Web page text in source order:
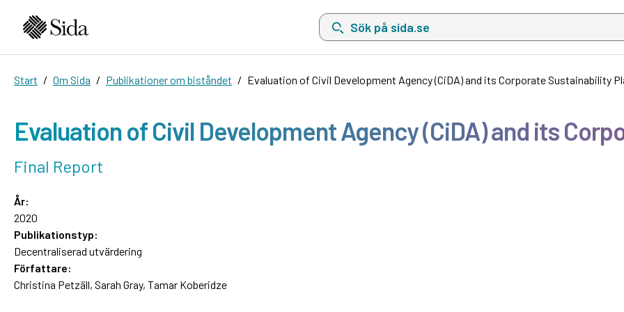
Sök på sida.se, sökförslag kommer att visas i en lista under
Start Om Sida Publikationer om biståndet Evaluation of Civil Development Agency (CiDA) and its Corporate Sustainability
Evaluation of Civil Development Agency (CiDA) and its
Final Report
År:
2020
Publikationstyp:
Decentraliserad utvärdering
Författare:
Christina Petzäll, Sarah Gray, Tamar Koberidze